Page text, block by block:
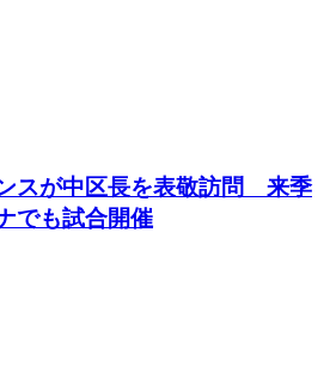
スが中区長を表敬訪問 来季
でも試合開催